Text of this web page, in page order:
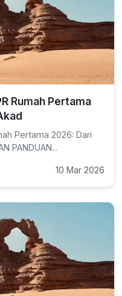
Rumah Pertama
Pertama 2026: Dari
PANDUAN...
10 Mar 2026